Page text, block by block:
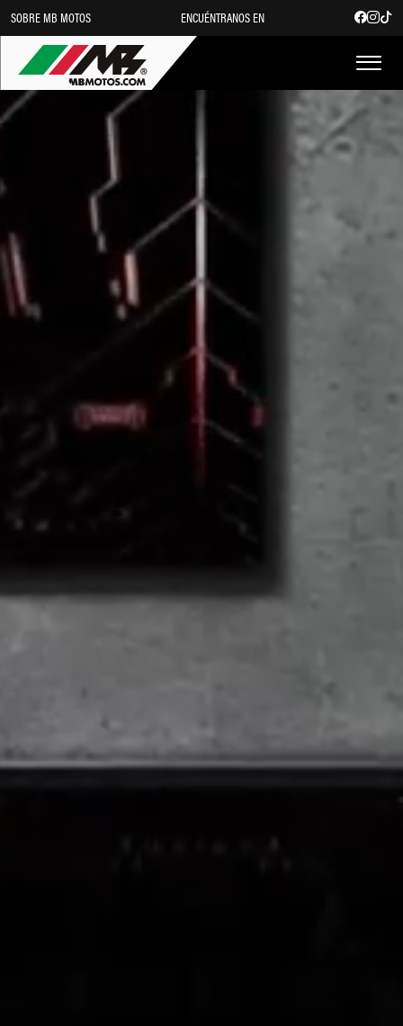
SOBRE MB MOTOS ENCUÉNTRANOS EN